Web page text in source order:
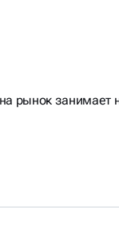
рынок